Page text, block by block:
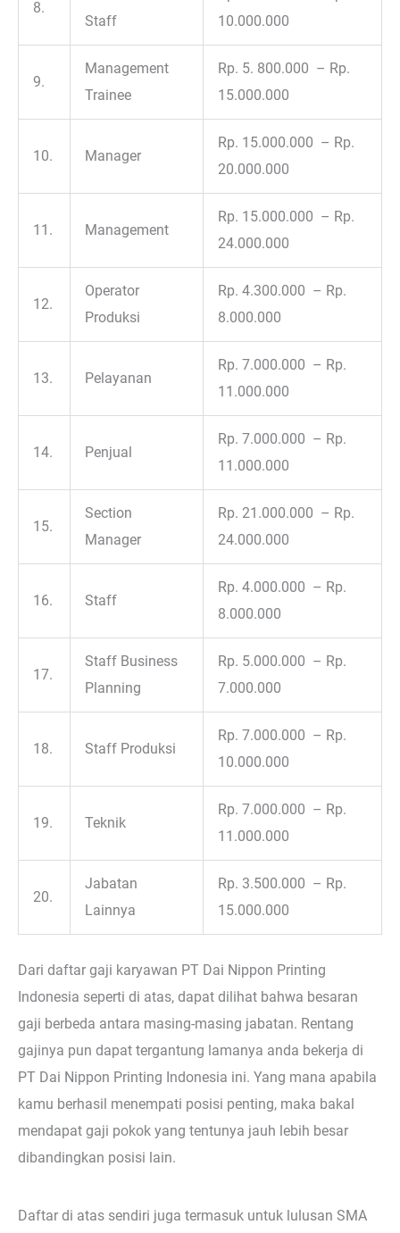
8.
Staff
10.000.000
9.
Management
Trainee
Rp. 5. 800.000 – Rp.
15.000.000
10. Manager
Rp. 15.000.000 – Rp.
20.000.000
11. Management
Rp. 15.000.000 – Rp.
24.000.000
12.
Operator
Produksi
Rp. 4.300.000 – Rp.
8.000.000
13. Pelayanan
Rp. 7.000.000 – Rp.
11.000.000
14. Penjual
Rp. 7.000.000 – Rp.
11.000.000
15.
Section
Manager
Rp. 21.000.000 – Rp.
24.000.000
16. Staff
Rp. 4.000.000 – Rp.
8.000.000
17.
Staff Business
Planning
Rp. 5.000.000 – Rp.
7.000.000
18. Staff Produksi
Rp. 7.000.000 – Rp.
10.000.000
19. Teknik
Rp. 7.000.000 – Rp.
11.000.000
20.
Jabatan
Lainnya
Rp. 3.500.000 – Rp.
15.000.000
Dari daftar gaji karyawan PT Dai Nippon Printing
Indonesia seperti di atas, dapat dilihat bahwa besaran
gaji berbeda antara masing-masing jabatan. Rentang
gajinya pun dapat tergantung lamanya anda bekerja di
PT Dai Nippon Printing Indonesia ini. Yang mana apabila
kamu berhasil menempati posisi penting, maka bakal
mendapat gaji pokok yang tentunya jauh lebih besar
dibandingkan posisi lain.
Daftar di atas sendiri juga termasuk untuk lulusan SMA